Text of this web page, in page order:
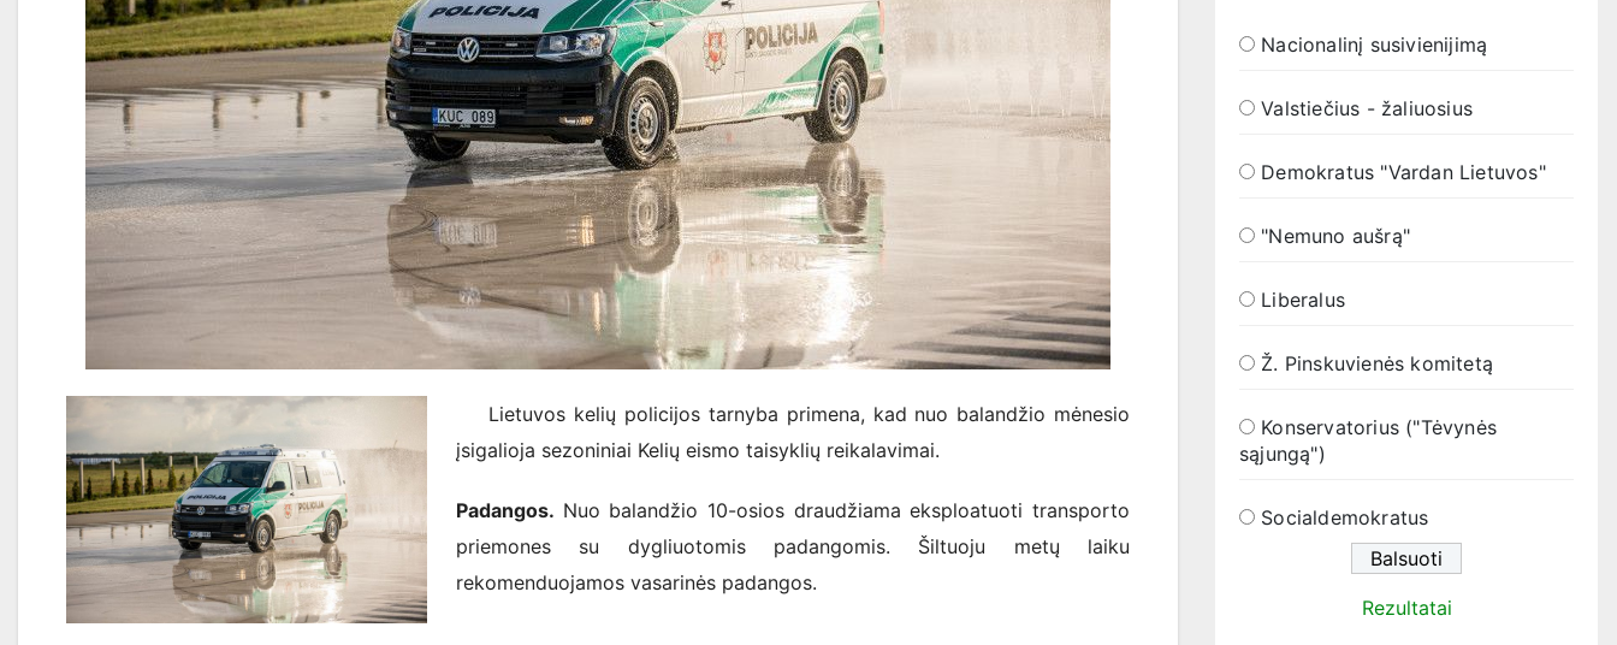
Lietuvos kelių policijos tarnyba primena, kad nuo balandžio mėnesio
įsigalioja sezoniniai Kelių eismo taisyklių reikalavimai.
Padangos. Nuo balandžio 10-osios draudžiama eksploatuoti transporto
priemones su dygliuotomis padangomis. Šiltuoju metų laiku
rekomenduojamos vasarinės padangos.
Nacionalinį susivienijimą
Valstiečius - žaliuosius
Demokratus "Vardan Lietuvos"
"Nemuno aušrą"
Liberalus
Ž. Pinskuvienės komitetą
Konservatorius ("Tėvynės
sąjungą")
Socialdemokratus
Rezultatai